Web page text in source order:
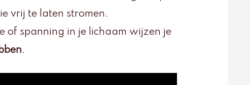
vrij te laten stromen.
of spanning in je lichaam wijzen je
.